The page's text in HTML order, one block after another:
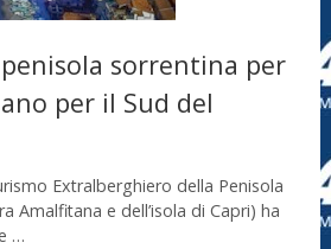
sorrentina per
per il Sud del
Extralberghiero della Penisola
Amalfitana e dell’isola di Capri) ha
…